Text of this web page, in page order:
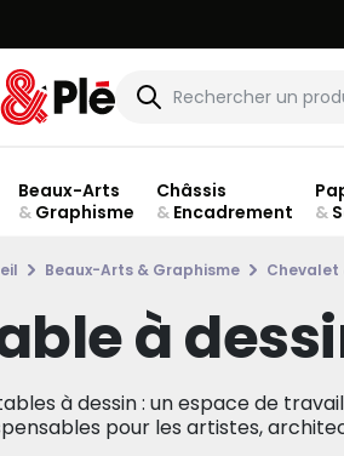
Beaux-Arts
&Graphisme
Châssis
&Encadrement
&
Beaux-Arts & Graphisme Chevalet
à
à dessin : un espace de
pour les artistes,